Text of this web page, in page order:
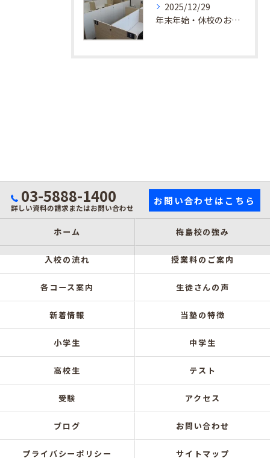
2025/12/29
年末年始・休校のお知らせ
03-5888-1400
詳しい資料の請求またはお問い合わせ
お問い合わせはこちら
ホーム 梅島校の強み
入校の流れ 授業料のご案内
各コース案内 生徒さんの声
新着情報 当塾の特徴
小学生 中学生
高校生 テスト
受験 アクセス
ブログ お問い合わせ
プライバシーポリシー サイトマップ